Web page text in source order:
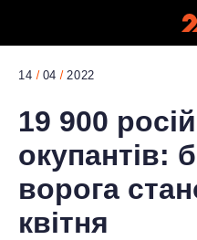
14 04 2022
19 900
окупантів:
ворога
квітня